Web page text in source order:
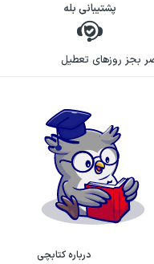
جدی، عمیق و
خیلی جدی گرفته
به مرحلهٔ عملی
به این عبارت باوری
ادعا، برای پیوند
از خودش شروع
داود فیرحی. این
و اندیشهٔ سیاسی
علوم سیاسی را از
پشتیبانی بله
درباره کتابچی